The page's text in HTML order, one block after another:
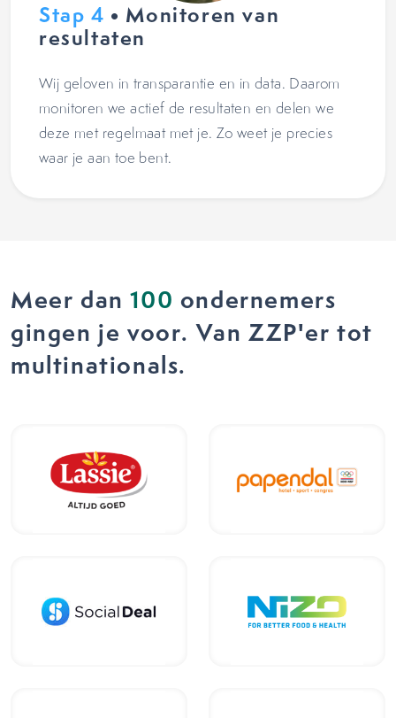
Stap 4 • Monitoren van
resultaten
Wij geloven in transparantie en in data. Daarom
monitoren we actief de resultaten en delen we
deze met regelmaat met je. Zo weet je precies
waar je aan toe bent.
Meer dan100 ondernemers
gingen je voor. Van ZZP'er tot
multinationals.